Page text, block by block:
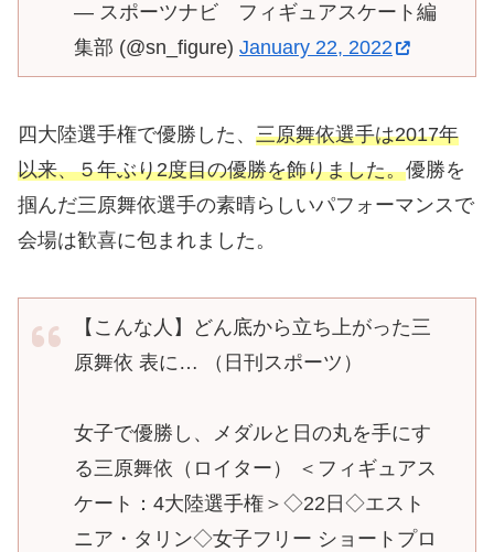
— スポーツナビ フィギュアスケート編
集部 (@sn_figure) January 22, 2022
四大陸選手権で優勝した、 三原舞依選手は2017年
以来、５年ぶり2度目の優勝を飾りました。優勝を
掴んだ三原舞依選手の素晴らしいパフォーマンスで
会場は歓喜に包まれました。
【こんな人】どん底から立ち上がった三
原舞依 表に… （日刊スポーツ）
女子で優勝し、メダルと日の丸を手にす
る三原舞依（ロイター） ＜フィギュアス
ケート：4大陸選手権＞◇22日◇エスト
ニア・タリン◇女子フリー ショートプロ